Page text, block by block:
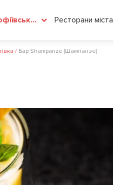
Софіївська Борщагівка Ресторани міста
/ Бар Shampanze (Шампанзе)